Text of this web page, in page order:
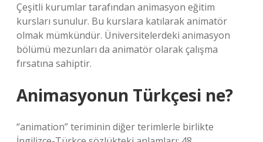
Çeşitli kurumlar tarafından animasyon eğitim
kursları sunulur. Bu kurslara katılarak animatör
olmak mümkündür. Üniversitelerdeki animasyon
bölümü mezunları da animatör olarak çalışma
fırsatına sahiptir.
Animasyonun Türkçesi ne?
“animation” teriminin diğer terimlerle birlikte